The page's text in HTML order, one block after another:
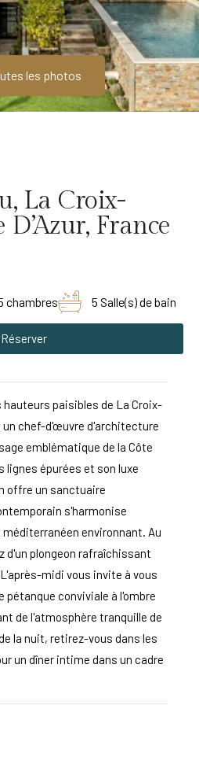
les photos
La Croix-
France
chambres 5 Salle(s) de bain
Réserver
paisibles de La Croix-
chef-d'œuvre d'architecture
emblématique de la Côte
lignes épurées et son luxe
offre un sanctuaire
s'harmonise
environnant. Au
d'un plongeon rafraîchissant
midi vous invite à vous
pétanque conviviale à l'ombre
de l'atmosphère tranquille de
la nuit, retirez-vous dans les
un dîner intime dans un cadre